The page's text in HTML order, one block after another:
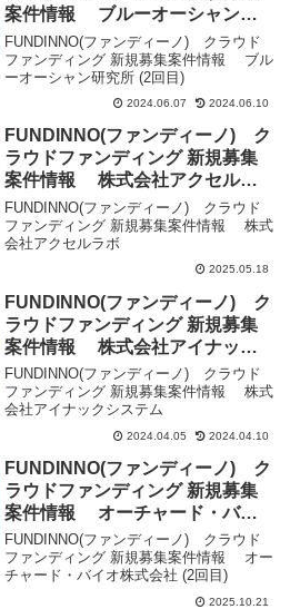
案件情報 ブルーオーシャン研
究所 (2回目)
FUNDINNO(ファンディーノ) クラウド
ファンディング 新規募集案件情報 ブル
ーオーシャン研究所 (2回目)
2024.06.07 2024.06.10
FUNDINNO(ファンディーノ) ク
ラウドファンディング 新規募集
案件情報 株式会社アクセルラ
ボ
FUNDINNO(ファンディーノ) クラウド
ファンディング 新規募集案件情報 株式
会社アクセルラボ
2025.05.18
FUNDINNO(ファンディーノ) ク
ラウドファンディング 新規募集
案件情報 株式会社アイナック
システム
FUNDINNO(ファンディーノ) クラウド
ファンディング 新規募集案件情報 株式
会社アイナックシステム
2024.04.05 2024.04.10
FUNDINNO(ファンディーノ) ク
ラウドファンディング 新規募集
案件情報 オーチャード・バイ
オ株式会社 (2回目)
FUNDINNO(ファンディーノ) クラウド
ファンディング 新規募集案件情報 オー
チャード・バイオ株式会社 (2回目)
2025.10.21